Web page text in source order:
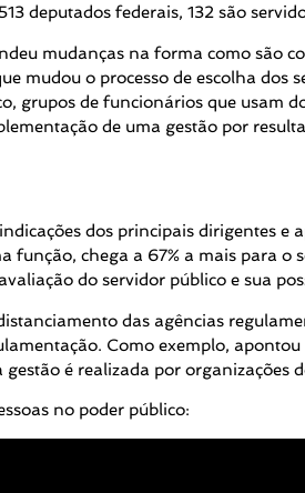
deputados federais, 132 são
mudanças na forma como são
mudou o processo de escolha
grupos de funcionários que usam
de uma gestão por
dos principais dirigentes
chega a 67% a mais para
do servidor público e sua
das agências
Como exemplo,
é realizada por organizações
no poder público: